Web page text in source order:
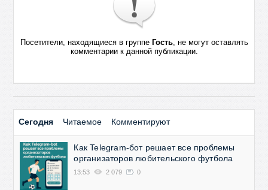
Посетители, находящиеся в группе Гость, не могут оставлять
комментарии к данной публикации.
Сегодня Читаемое Комментируют
Как Telegram-бот решает все проблемы
организаторов любительского футбола
13:53 2 079 0